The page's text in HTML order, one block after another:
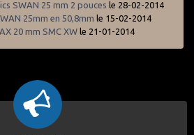
SWAN 25 mm 2 pouces le 28-02-2014
25mm en 50,8mm le 15-02-2014
20 mm SMC XW le 21-01-2014